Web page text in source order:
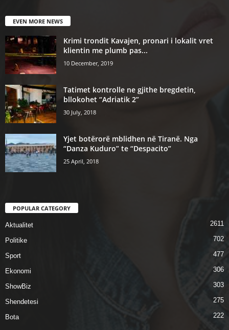
EVEN MORE NEWS
Krimi trondit Kavajen, pronari i lokalit vret
klientin me plumb pas...
10 December, 2019
Tatimet kontrolle ne gjithe bregdetin,
bllokohet “Adriatik 2”
30 July, 2018
Yjet botërorë mblidhen në Tiranë. Nga
“Danza Kuduro” te “Despacito”
25 April, 2018
POPULAR CATEGORY
Aktualitet 2611
Politike 702
Sport 477
Ekonomi 306
ShowBiz 303
Shendetesi 275
Bota 222